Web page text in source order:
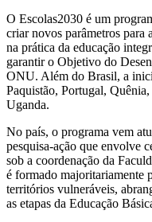
O Escolas2030 é um
criar novos parâmetros para
na prática da educação
garantir o Objetivo do
ONU. Além do Brasil, a
Paquistão, Portugal,
Uganda.
No país, o programa vem
pesquisa-ação que envolve
sob a coordenação da
é formado majoritariamente
territórios vulneráveis,
as etapas da Educação